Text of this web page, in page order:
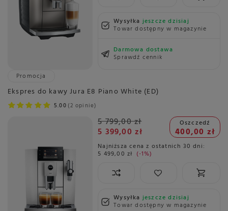
Wysyłkajeszcze dzisiaj
Towar dostępny w magazynie
Darmowa dostawa
Sprawdź cennik
Promocja
Ekspres do kawy Jura E8 Piano White (ED)
5.00 2 opinie
5 799,00 zł
5 399,00 zł
Oszczedź
400,00 zł
Najniższa cena z ostatnich 30 dni:
5 499,00 zł -1%
Wysyłkajeszcze dzisiaj
Towar dostępny w magazynie